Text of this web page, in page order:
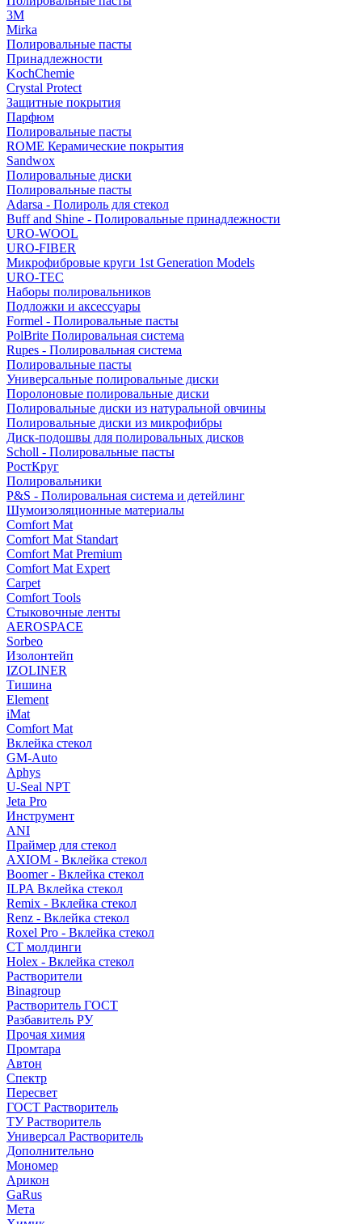
3М
Mirka
Полировальные пасты
Принадлежности
KochChemie
Crystal Protect
Защитные покрытия
Парфюм
Полировальные пасты
ROME Керамические покрытия
Sandwox
Полировальные диски
Полировальные пасты
Adarsa - Полироль для стекол
Buff and Shine - Полировальные принадлежности
URO-WOOL
URO-FIBER
Микрофибровые круги 1st Generation Models
URO-TEC
Наборы полировальников
Подложки и аксессуары
Formel - Полировальные пасты
PolBrite Полировальная система
Rupes - Полировальная система
Полировальные пасты
Универсальные полировальные диски
Поролоновые полировальные диски
Полировальные диски из натуральной овчины
Полировальные диски из микрофибры
Диск-подошвы для полировальных дисков
Scholl - Полировальные пасты
РостКруг
Полировальники
P&S - Полировальная система и детейлинг
Шумоизоляционные материалы
Comfort Mat
Comfort Mat Standart
Comfort Mat Premium
Comfort Mat Expert
Carpet
Comfort Tools
Стыковочные ленты
AEROSPACE
Sorbeo
Изолонтейп
IZOLINER
Тишина
Element
iMat
Comfort Mat
Вклейка стекол
GM-Auto
Aphys
U-Seal NPT
Jeta Pro
Инструмент
ANI
Праймер для стекол
AXIOM - Вклейка стекол
Boomer - Вклейка стекол
ILPA Вклейка стекол
Remix - Вклейка стекол
Renz - Вклейка стекол
Roxel Pro - Вклейка стекол
СТ молдинги
Holex - Вклейка стекол
Растворители
Binagroup
Растворитель ГОСТ
Разбавитель РУ
Прочая химия
Промтара
Автон
Спектр
Пересвет
ГОСТ Растворитель
ТУ Растворитель
Универсал Растворитель
Дополнительно
Мономер
Арикон
GaRus
Мета